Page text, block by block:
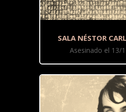
SALA NÉSTOR
Asesinado el 13/